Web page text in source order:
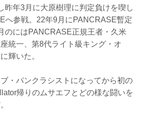
昨年3月に大原樹理に判定負けを喫し
へ参戦。22年9月にPANCRASE暫定
のにはPANCRASE正規王者・久米
統一、第8代ライト級キング・オ
輝いた。
・パンクラシストになってから初の
帰りのムサエフとどの様な闘いを